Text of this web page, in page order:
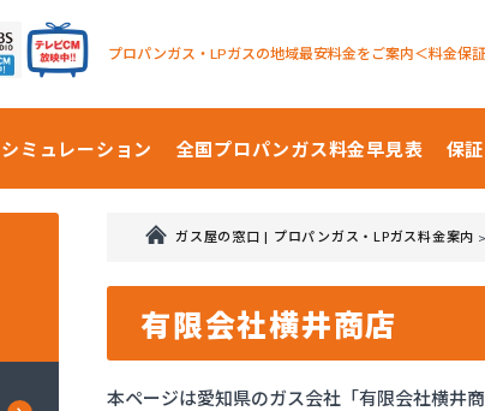
プロパンガス・LPガスの地域最安料金をご案内＜料金保
シミュレーション 全国プロパンガス料金早見表 保
ガス屋の窓口 | プロパンガス・LPガス料金案内
有限会社横井商店
本ページは愛知県のガス会社「有限会社横井